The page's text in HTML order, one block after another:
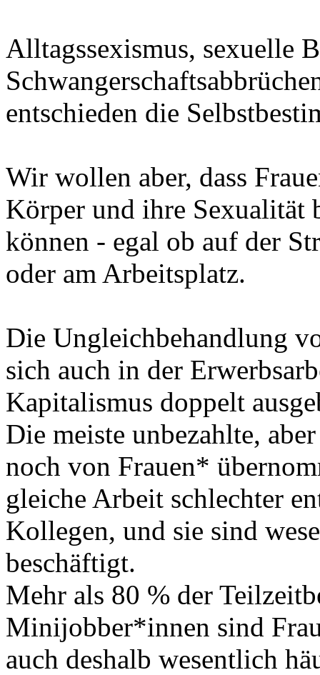
Alltagssexismus, sexuelle
entschieden die
Wir wollen aber, dass
Körper und ihre Sexualität
können - egal ob auf der
oder am Arbeitsplatz.
Die Ungleichbehandlung
sich auch in der
Kapitalismus doppelt
Die meiste unbezahlte,
noch von Frauen*
gleiche Arbeit schlechter
Kollegen, und sie sind
beschäftigt.
Mehr als 80 % der
Minijobber*innen sind
auch deshalb wesentlich